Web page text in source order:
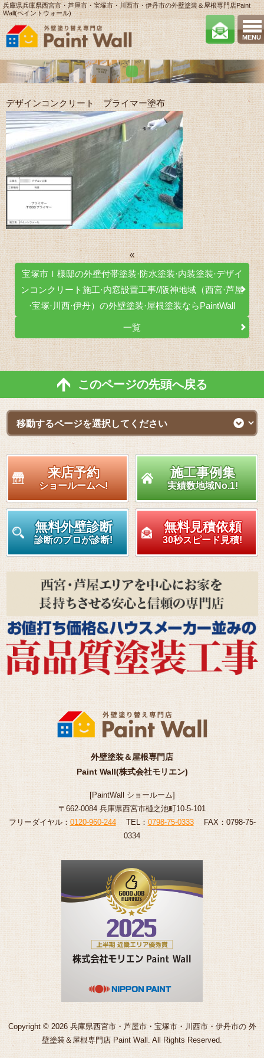
MENU
兵庫県兵庫県西宮市・芦屋市・宝塚市・川西市・伊丹市の外壁塗装＆屋根専門店Paint
Wall(ペイントウォール)
デザインコンクリート プライマー塗布
«
宝塚市Ｉ様邸の外壁付帯塗装·防水塗装·内装塗装·デザイ
ンコンクリート施工·内窓設置工事//阪神地域（西宮·芦屋
·宝塚·川西·伊丹）の外壁塗装·屋根塗装ならPaintWall
一覧
このページの先頭へ戻る
来店予約
ショールームへ!
施工事例集
実績数地域No.1!
無料外壁診断
診断のプロが診断!
無料見積依頼
30秒スピード見積!
外壁塗装＆屋根専門店
Paint Wall(株式会社モリエン)
[PaintWall ショールーム]
〒662-0084 兵庫県西宮市樋之池町10-5-101
フリーダイヤル： 0120-960-244TEL： 0798-75-0333FAX：0798-75-
0334
Copyright © 2026 兵庫県西宮市・芦屋市・宝塚市・川西市・伊丹市の 外
壁塗装＆屋根専門店 Paint Wall. All Rights Reserved.